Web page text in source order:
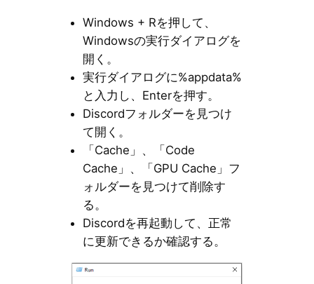
Windows + Rを押して、
Windowsの実行ダイアログを
開く。
実行ダイアログに%appdata%
と入力し、Enterを押す。
Discordフォルダーを見つけ
て開く。
「Cache」、「Code
Cache」、「GPU Cache」フ
ォルダーを見つけて削除す
る。
Discordを再起動して、正常
に更新できるか確認する。